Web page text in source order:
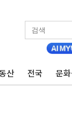
산 전국 문
양식장 복구·지원
'...경북도, 호우 피